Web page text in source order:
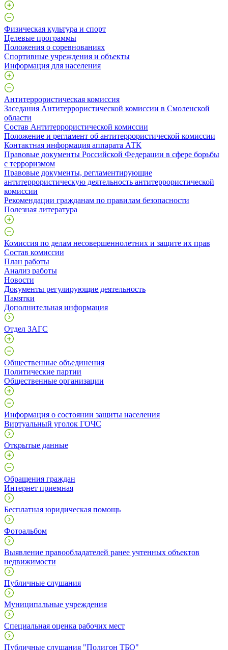
Физическая культура и спорт
Целевые программы
Положения о соревнованиях
Спортивные учреждения и объекты
Информация для населения
Антитеррористическая комиссия
Заседания Антитеррористической комиссии в Смоленской
области
Состав Антитеррористической комиссии
Положение и регламент об антитеррористической комиссии
Контактная информация аппарата АТК
Правовые документы Российской Федерации в сфере борьбы
с терроризмом
Правовые документы, регламентирующие
антитеррористическую деятельность антитеррористической
комиссии
Рекомендации гражданам по правилам безопасности
Полезная литература
Комиссия по делам несовершеннолетних и защите их прав
Состав комиссии
План работы
Анализ работы
Новости
Документы регулирующие деятельность
Памятки
Дополнительная информация
Отдел ЗАГС
Общественные объединения
Политические партии
Общественные организации
Информация о состоянии защиты населения
Виртуальный уголок ГОЧС
Открытые данные
Обращения граждан
Интернет приемная
Бесплатная юридическая помощь
Фотоальбом
Выявление правообладателей ранее учтенных объектов
недвижимости
Публичные слушания
Муниципальные учреждения
Специальная оценка рабочих мест
Публичные слушания "Полигон ТБО"